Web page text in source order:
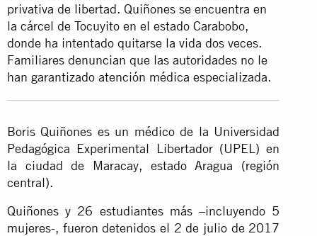
privativa de libertad. Quiñones se encuentra en
la cárcel de Tocuyito en el estado Carabobo,
donde ha intentado quitarse la vida dos veces.
Familiares denuncian que las autoridades no le
han garantizado atención médica especializada.
Boris Quiñones es un médico de la Universidad
Pedagógica Experimental Libertador (UPEL) en
la ciudad de Maracay, estado Aragua (región
central).
Quiñones y 26 estudiantes más –incluyendo 5
mujeres-, fueron detenidos el 2 de julio de 2017